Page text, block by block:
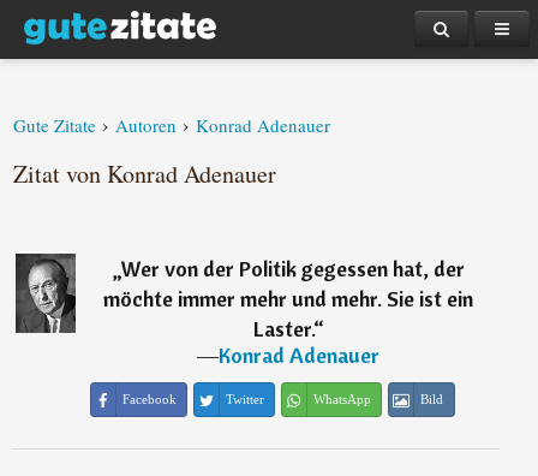
Gute Zitate › Autoren › Konrad Adenauer
Zitat von Konrad Adenauer
„Wer von der Politik gegessen hat, der
möchte immer mehr und mehr. Sie ist ein
Laster.“
―Konrad Adenauer
Facebook Twitter WhatsApp Bild